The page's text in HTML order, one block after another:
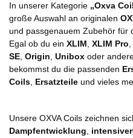
In unserer Kategorie „Oxva
große Auswahl an originalen
und passgenauem Zubehör für
Egal ob du ein XLIM XLIM Pro
SE Origin Unibox oder
bekommst du die passenden
Coils Ersatzteile und vieles
Unsere OXVA Coils zeichnen
Dampfentwicklung